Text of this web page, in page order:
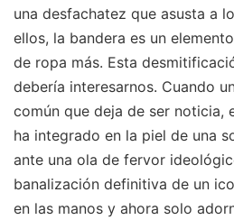
una desfachatez que asusta a
ellos, la bandera es un
de ropa más. Esta
debería interesarnos. Cuando
común que deja de ser noticia,
ha integrado en la piel de una
ante una ola de fervor
banalización definitiva de un
en las manos y ahora solo